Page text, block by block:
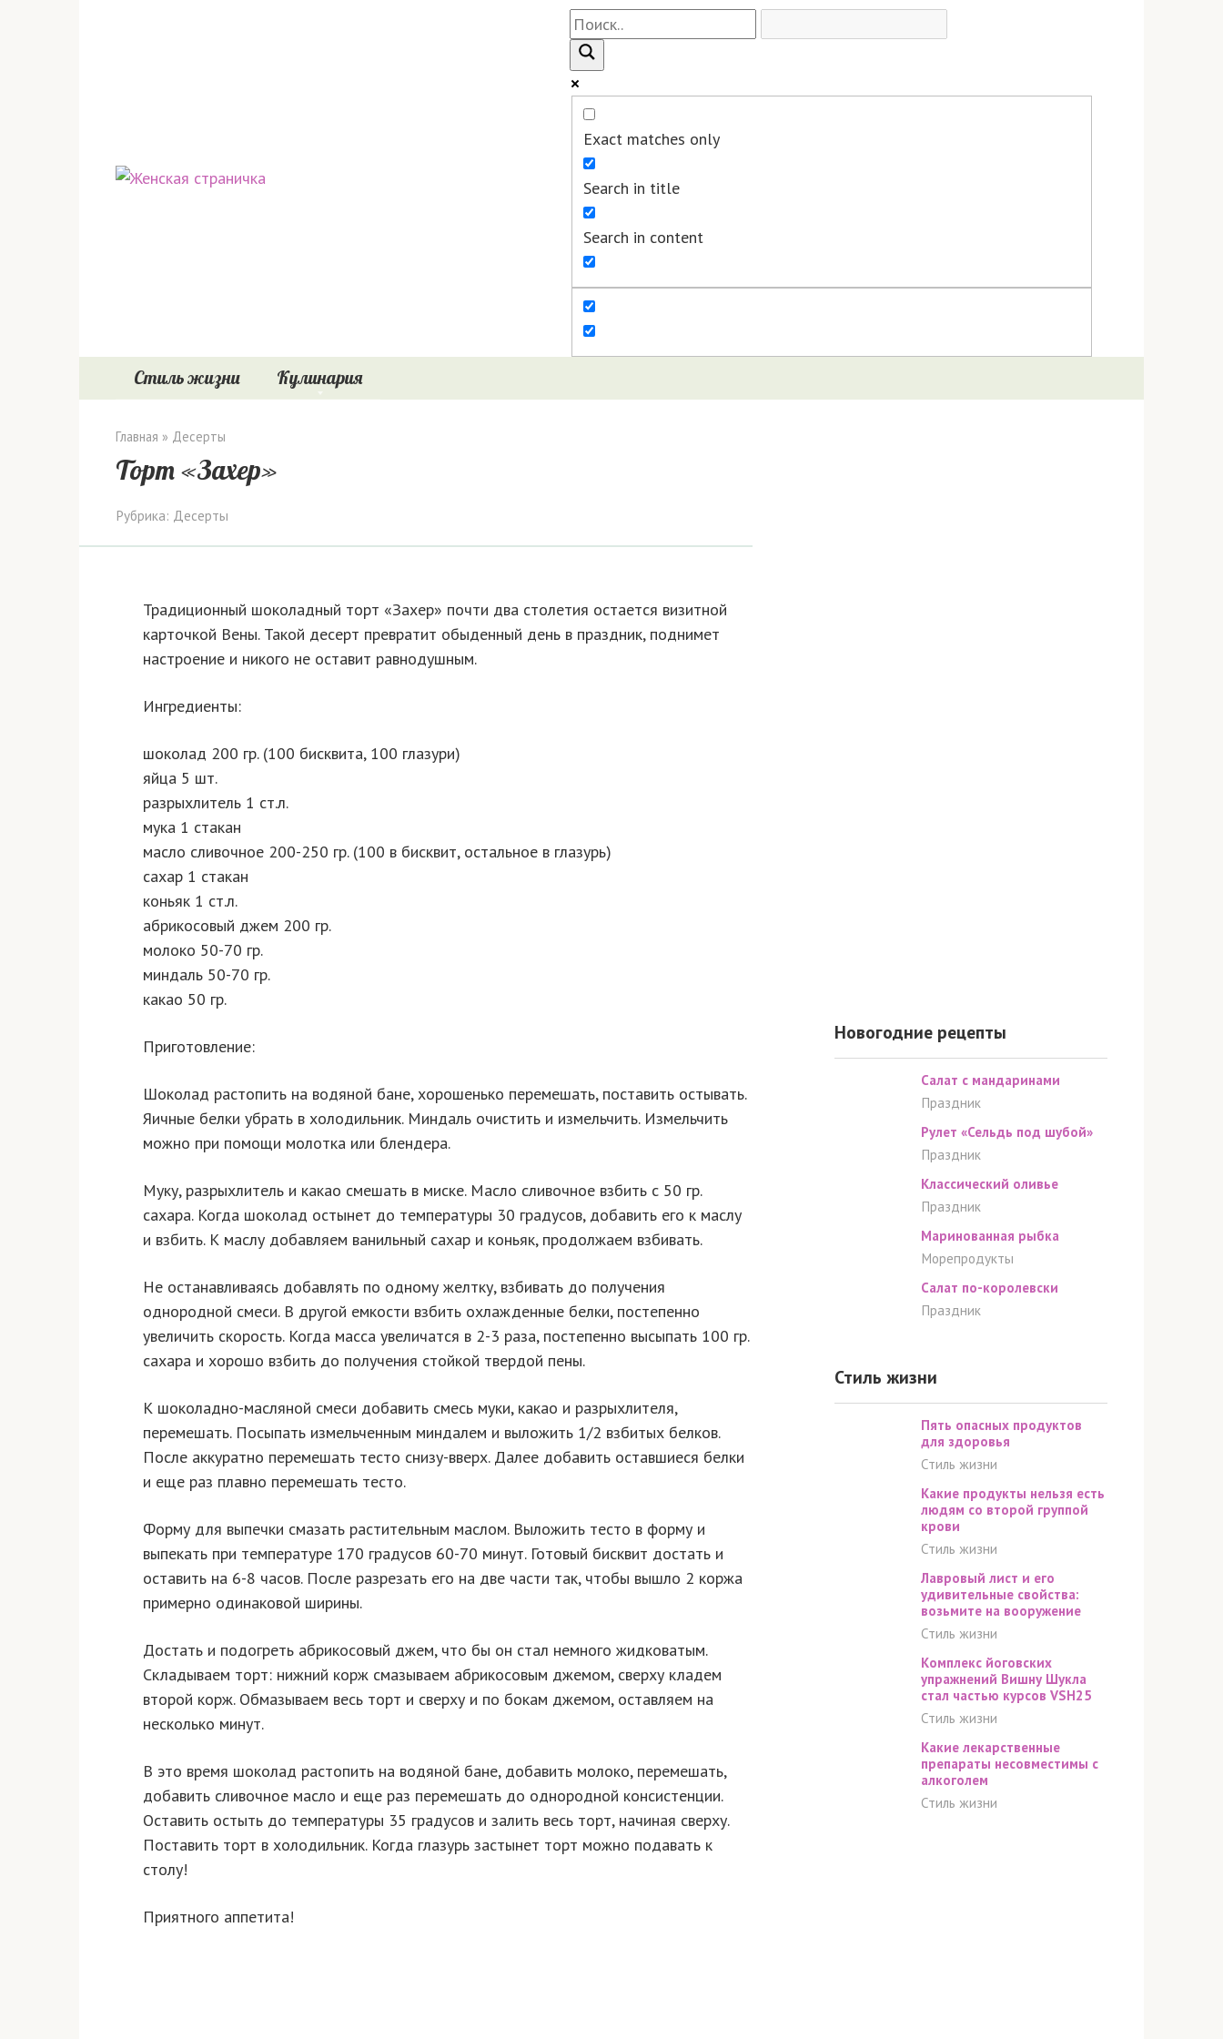
Exact matches only
Search in title
Search in content
Стиль жизни Кулинария
Главная » Десерты
Торт «Захер»
Рубрика: Десерты
Традиционный шоколадный торт «Захер» почти два столетия остается визитной
карточкой Вены. Такой десерт превратит обыденный день в праздник, поднимет
настроение и никого не оставит равнодушным.
Ингредиенты:
шоколад 200 гр. (100 бисквита, 100 глазури)
яйца 5 шт.
разрыхлитель 1 ст.л.
мука 1 стакан
масло сливочное 200-250 гр. (100 в бисквит, остальное в глазурь)
сахар 1 стакан
коньяк 1 ст.л.
абрикосовый джем 200 гр.
молоко 50-70 гр.
миндаль 50-70 гр.
какао 50 гр.
Приготовление:
Шоколад растопить на водяной бане, хорошенько перемешать, поставить остывать.
Яичные белки убрать в холодильник. Миндаль очистить и измельчить. Измельчить
можно при помощи молотка или блендера.
Муку, разрыхлитель и какао смешать в миске. Масло сливочное взбить с 50 гр.
сахара. Когда шоколад остынет до температуры 30 градусов, добавить его к маслу
и взбить. К маслу добавляем ванильный сахар и коньяк, продолжаем взбивать.
Не останавливаясь добавлять по одному желтку, взбивать до получения
однородной смеси. В другой емкости взбить охлажденные белки, постепенно
увеличить скорость. Когда масса увеличатся в 2-3 раза, постепенно высыпать 100 гр.
сахара и хорошо взбить до получения стойкой твердой пены.
К шоколадно-масляной смеси добавить смесь муки, какао и разрыхлителя,
перемешать. Посыпать измельченным миндалем и выложить 1/2 взбитых белков.
После аккуратно перемешать тесто снизу-вверх. Далее добавить оставшиеся белки
и еще раз плавно перемешать тесто.
Форму для выпечки смазать растительным маслом. Выложить тесто в форму и
выпекать при температуре 170 градусов 60-70 минут. Готовый бисквит достать и
оставить на 6-8 часов. После разрезать его на две части так, чтобы вышло 2 коржа
примерно одинаковой ширины.
Достать и подогреть абрикосовый джем, что бы он стал немного жидковатым.
Складываем торт: нижний корж смазываем абрикосовым джемом, сверху кладем
второй корж. Обмазываем весь торт и сверху и по бокам джемом, оставляем на
несколько минут.
В это время шоколад растопить на водяной бане, добавить молоко, перемешать,
добавить сливочное масло и еще раз перемешать до однородной консистенции.
Оставить остыть до температуры 35 градусов и залить весь торт, начиная сверху.
Поставить торт в холодильник. Когда глазурь застынет торт можно подавать к
столу!
Приятного аппетита!
Новогодние рецепты
Салат с мандаринами
Праздник
Рулет «Сельдь под шубой»
Праздник
Классический оливье
Праздник
Маринованная рыбка
Морепродукты
Салат по-королевски
Праздник
Стиль жизни
Пять опасных продуктов
для здоровья
Стиль жизни
Какие продукты нельзя есть
людям со второй группой
крови
Стиль жизни
Лавровый лист и его
удивительные свойства:
возьмите на вооружение
Стиль жизни
Комплекс йоговских
упражнений Вишну Шукла
стал частью курсов VSH25
Стиль жизни
Какие лекарственные
препараты несовместимы с
алкоголем
Стиль жизни